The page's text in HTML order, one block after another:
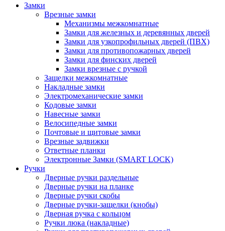
Замки
Врезные замки
Механизмы межкомнатные
Замки для железных и деревянных дверей
Замки для узкопрофильных дверей (ПВХ)
Замки для противопожарных дверей
Замки для финских дверей
Замки врезные с ручкой
Защелки межкомнатные
Накладные замки
Электромеханические замки
Кодовые замки
Навесные замки
Велосипедные замки
Почтовые и щитовые замки
Врезные задвижки
Ответные планки
Электронные Замки (SMART LOCK)
Ручки
Дверные ручки раздельные
Дверные ручки на планке
Дверные ручки скобы
Дверные ручки-защелки (кнобы)
Дверная ручка с кольцом
Ручки люка (накладные)